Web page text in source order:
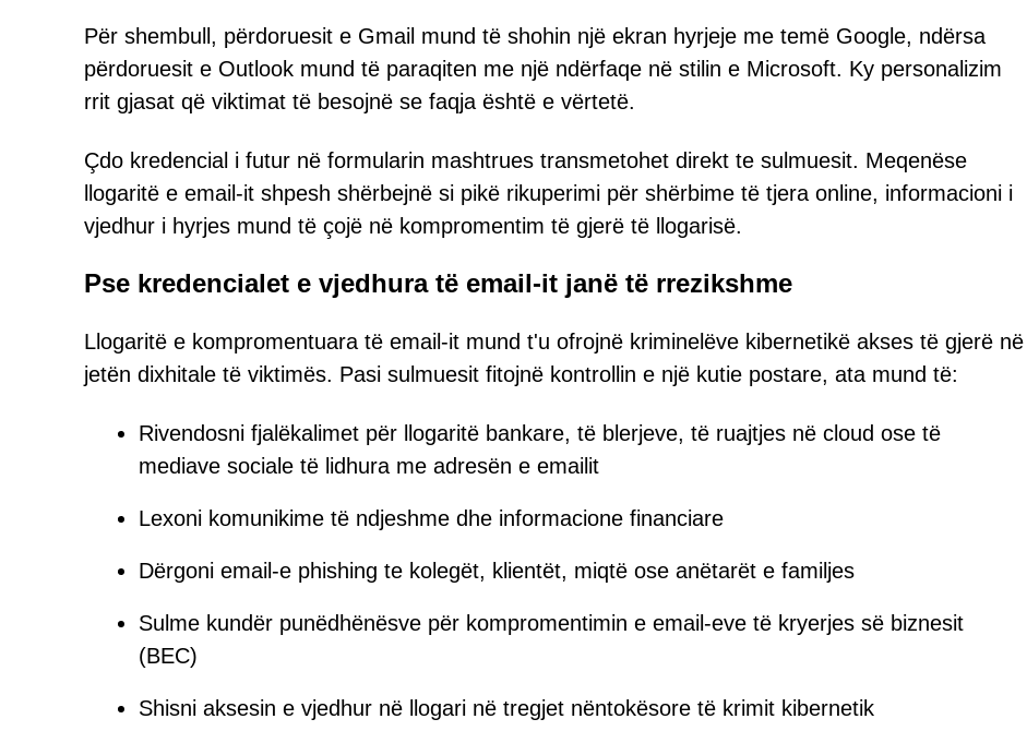
Për shembull, përdoruesit e Gmail mund të shohin një ekran hyrjeje me temë Google, ndërsa
përdoruesit e Outlook mund të paraqiten me një ndërfaqe në stilin e Microsoft. Ky personalizim
rrit gjasat që viktimat të besojnë se faqja është e vërtetë.
Çdo kredencial i futur në formularin mashtrues transmetohet direkt te sulmuesit. Meqenëse
llogaritë e email-it shpesh shërbejnë si pikë rikuperimi për shërbime të tjera online, informacioni i
vjedhur i hyrjes mund të çojë në kompromentim të gjerë të llogarisë.
Pse kredencialet e vjedhura të email-it janë të rrezikshme
Llogaritë e kompromentuara të email-it mund t'u ofrojnë kriminelëve kibernetikë akses të gjerë në
jetën dixhitale të viktimës. Pasi sulmuesit fitojnë kontrollin e një kutie postare, ata mund të:
Rivendosni fjalëkalimet për llogaritë bankare, të blerjeve, të ruajtjes në cloud ose të
mediave sociale të lidhura me adresën e emailit
Lexoni komunikime të ndjeshme dhe informacione financiare
Dërgoni email-e phishing te kolegët, klientët, miqtë ose anëtarët e familjes
Sulme kundër punëdhënësve për kompromentimin e email-eve të kryerjes së biznesit
(BEC)
Shisni aksesin e vjedhur në llogari në tregjet nëntokësore të krimit kibernetik